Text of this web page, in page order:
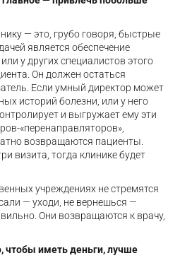
— это, грубо говоря, быстрые
является обеспечение
у других специалистов этого
Он должен остаться
Если умный директор может
историй болезни, или у него
и выгружает ему эти
«перенаправляторов»,
возвращаются пациенты.
визита, тогда клинике будет
учреждениях не стремятся
— уходи, не вернешься —
Они возвращаются к врачу,
чтобы иметь деньги, лучше